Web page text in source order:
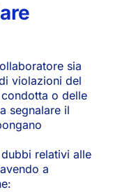
sia
violazioni del
o delle
segnalare il
relativi alle
a